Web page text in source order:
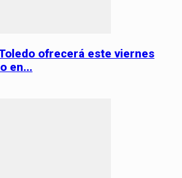
ofrecerá este viernes
en...